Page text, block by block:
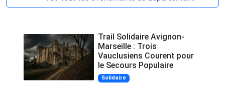
Trail Solidaire Avignon-
Marseille : Trois
Vauclusiens Courent pour
le Secours Populaire
Solidaire